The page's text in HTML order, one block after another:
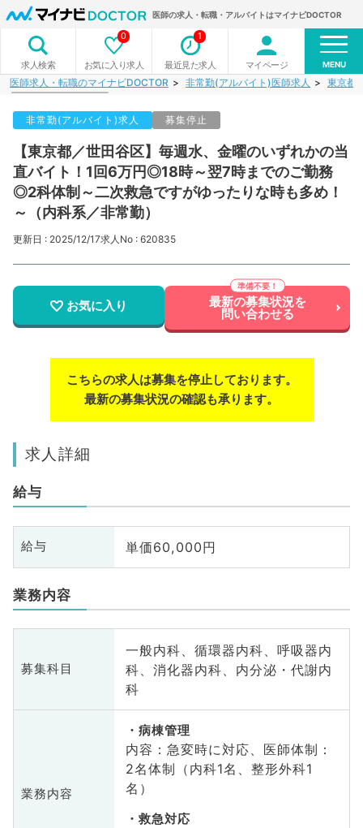
医師の求人・転職・アルバイトはマイナビDOCTOR
求人検索 お気に入り求人
0
最近見た求人
1
マイページ MENU
医師求人・転職のマイナビDOCTOR 非常勤(アルバイト)医師求人 東京都
非常勤(アルバイト)求人 募集停止
【東京都／世田谷区】毎週水、金曜のいずれかの当
直バイト！1回6万円◎18時～翌7時までのご勤務
◎2科体制～二次救急ですがゆったりな時も多め！
～（内科系／非常勤）
更新日 : 2025/12/17求人No : 620835
お気に入り 最新の募集状況を
問い合わせる
こちらの求人は募集を停止しております。
最新の募集状況の確認も承ります。
求人詳細
給与
給与 単価60,000円
業務内容
募集科目
一般内科、循環器内科、呼吸器内
科、消化器内科、内分泌・代謝内
科
業務内容
病棟管理
内容：急変時に対応、医師体制：
2名体制（内科1名、整形外科1
名）
救急対応